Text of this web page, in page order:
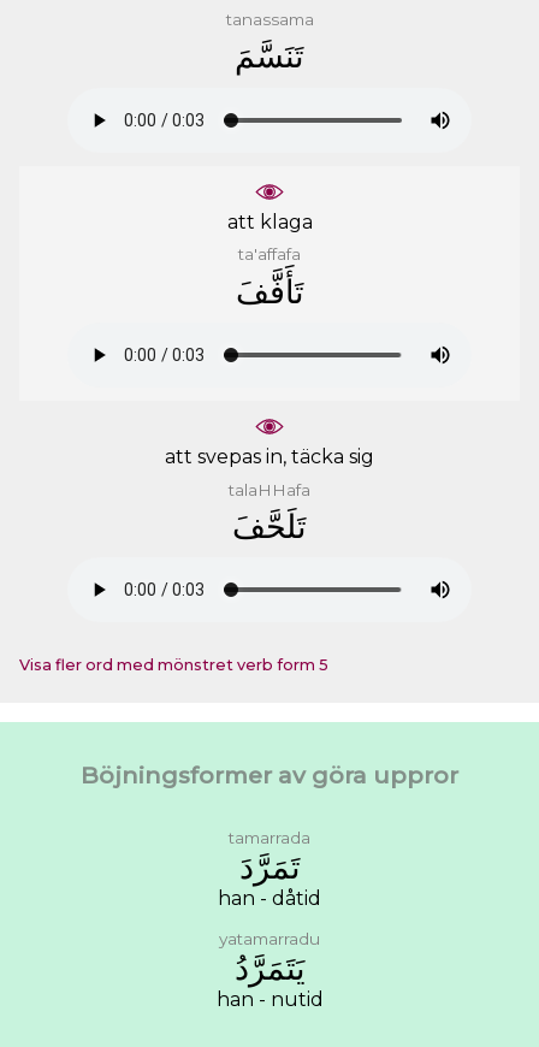
tanassama
ﺗَﻨَﺴَّﻢَ
att klaga
ta'affafa
ﺗَﺄَﻓَّﻒَ
att svepas in, täcka sig
talaHHafa
ﺗَﻠَﺤَّﻒَ
Visa fler ord med mönstret verb form 5
Böjningsformer av göra uppror
tamarrada
ﺗَﻤَﺮَّﺩَ
han - dåtid
yatamarradu
ﻳَﺘَﻤَﺮَّﺩُ
han - nutid